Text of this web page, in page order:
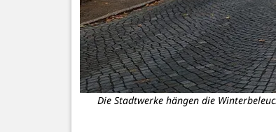
Die Stadtwerke hängen die